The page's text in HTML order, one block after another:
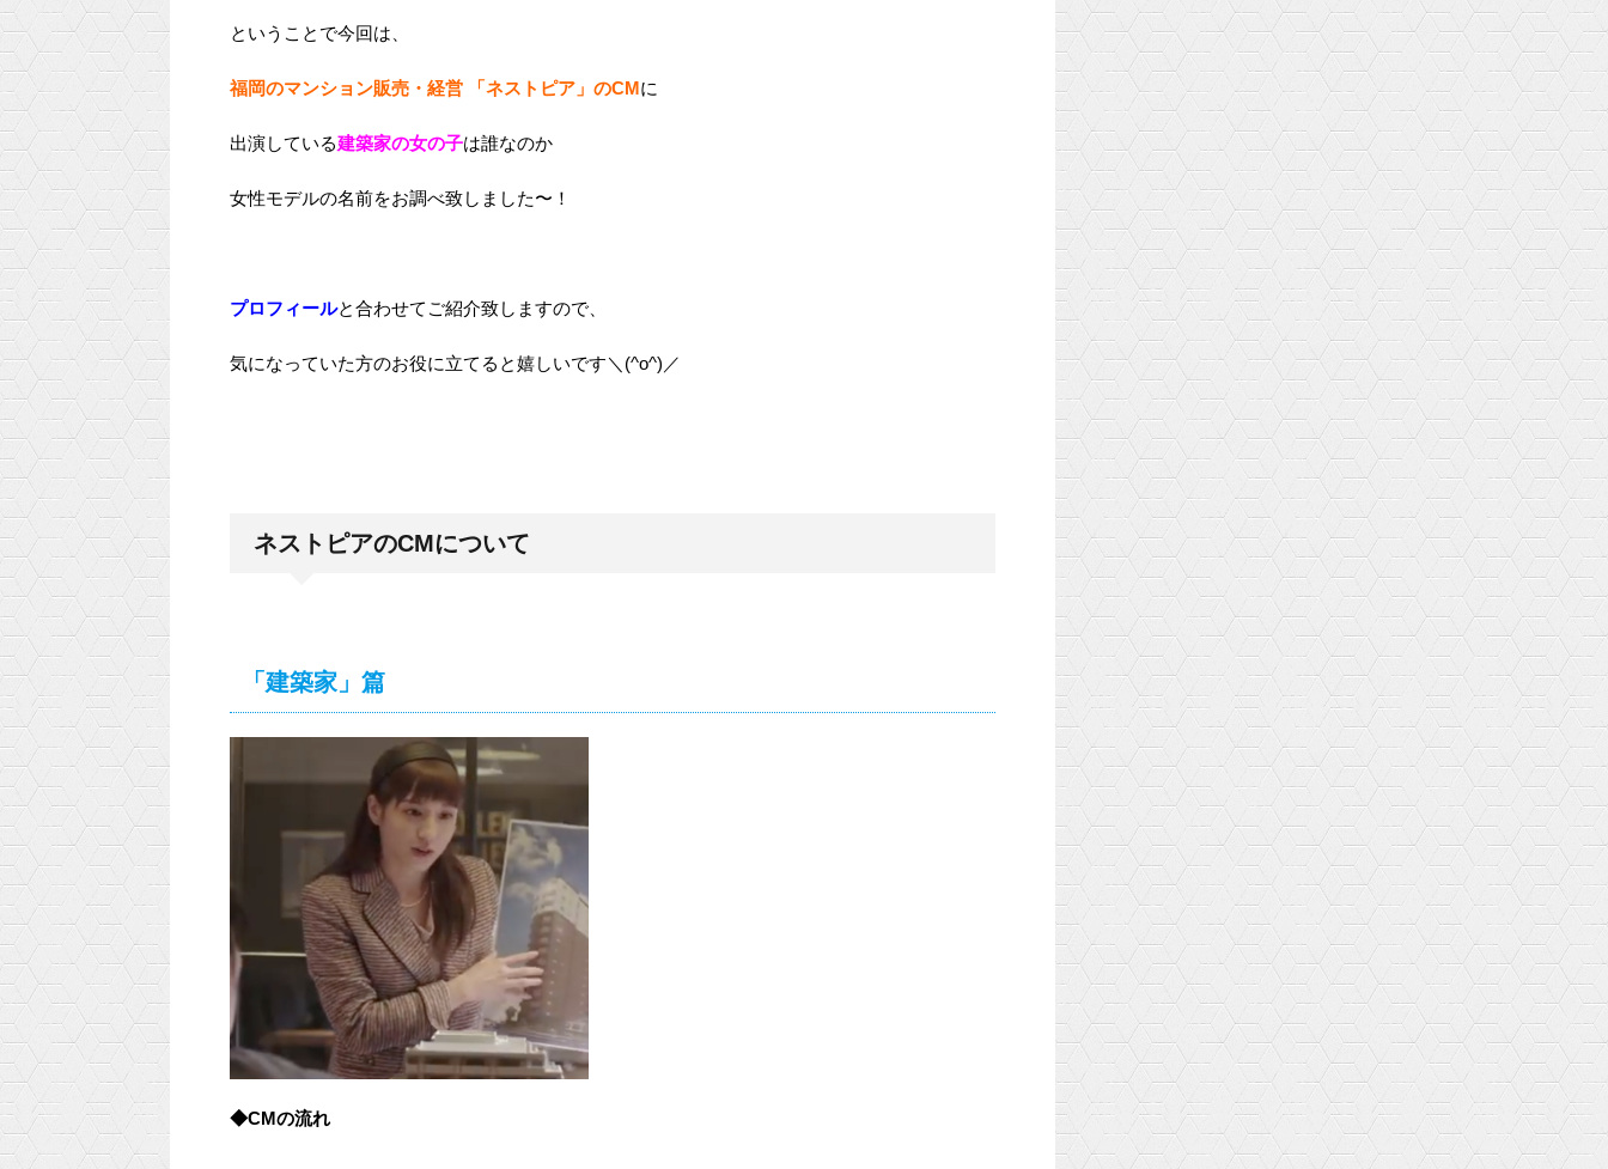
ということで今回は、
福岡のマンション販売・経営 「ネストピア」のCMに
出演している建築家の女の子は誰なのか
女性モデルの名前をお調べ致しました〜！
プロフィールと合わせてご紹介致しますので、
気になっていた方のお役に立てると嬉しいです＼(^o^)／
ネストピアのCMについて
「建築家」篇
◆CMの流れ